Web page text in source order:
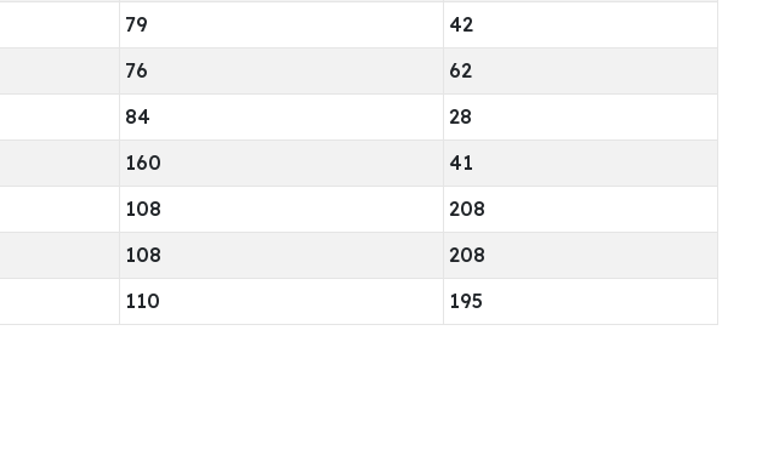
79
42
76
62
84
28
160
41
108
208
108
208
110 195